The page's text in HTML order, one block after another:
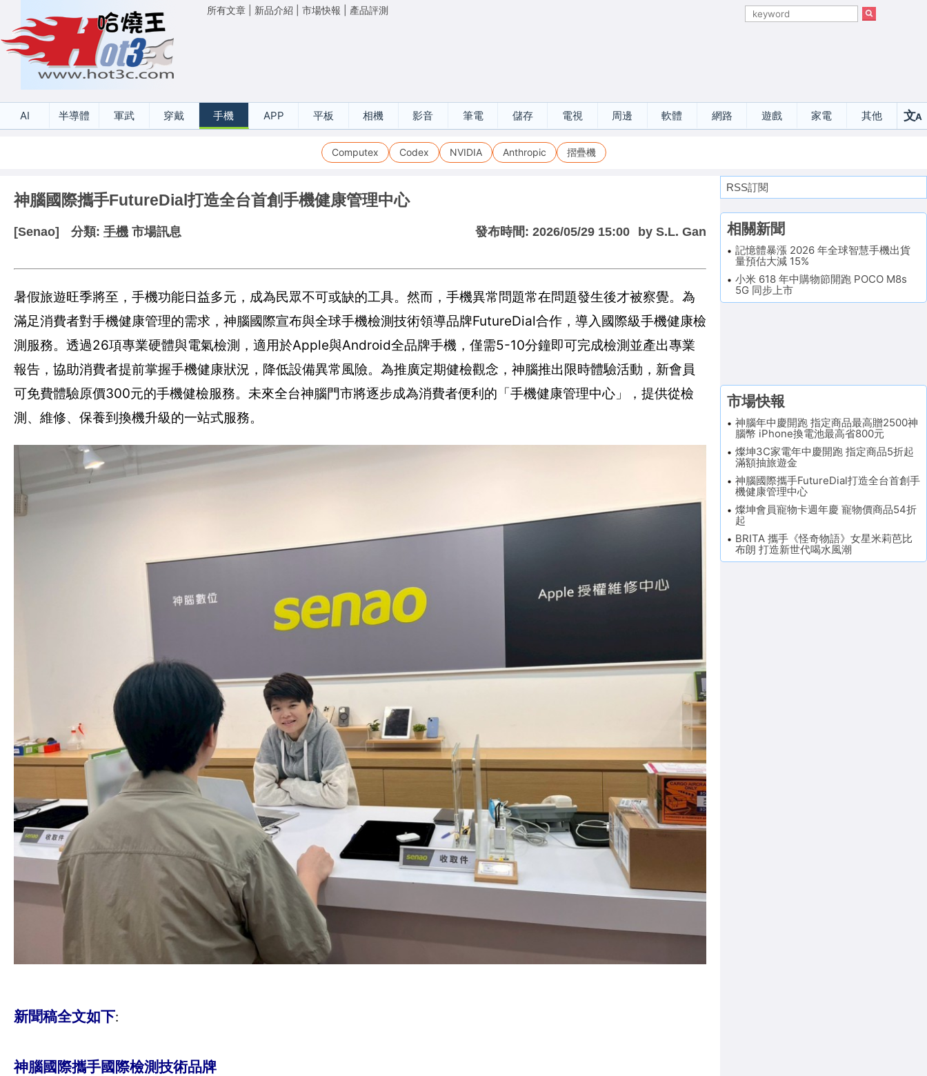
所有文章 新品介紹 市場快報 產品評測
AI 半導體 軍武 穿戴 手機 APP 平板 相機 影音 筆電 儲存 電視 周邊 軟體 網路 遊戲 家電 其他 文A
Computex Codex NVIDIA Anthropic 摺疊機
神腦國際攜手FutureDial打造全台首創手機健康管理中心
[Senao] 分類: 手機 市場訊息 發布時間: 2026/05/29 15:00 by S.L. Gan
暑假旅遊旺季將至，手機功能日益多元，成為民眾不可或缺的工具。然而，手機異常問題常在問題發生後才被察覺。為
滿足消費者對手機健康管理的需求，神腦國際宣布與全球手機檢測技術領導品牌FutureDial合作，導入國際級手機健康檢
測服務。透過26項專業硬體與電氣檢測，適用於Apple與Android全品牌手機，僅需5-10分鐘即可完成檢測並產出專業
報告，協助消費者提前掌握手機健康狀況，降低設備異常風險。為推廣定期健檢觀念，神腦推出限時體驗活動，新會員
可免費體驗原價300元的手機健檢服務。未來全台神腦門市將逐步成為消費者便利的「手機健康管理中心」，提供從檢
測、維修、保養到換機升級的一站式服務。
新聞稿全文如下:
神腦國際攜手國際檢測技術品牌
RSS訂閱
相關新聞
記憶體暴漲 2026 年全球智慧手機出貨
量預估大減 15%
小米 618 年中購物節開跑 POCO M8s
5G 同步上市
市場快報
神腦年中慶開跑 指定商品最高贈2500神
腦幣 iPhone換電池最高省800元
燦坤3C家電年中慶開跑 指定商品5折起
滿額抽旅遊金
神腦國際攜手FutureDial打造全台首創手
機健康管理中心
燦坤會員寵物卡週年慶 寵物價商品54折
起
BRITA 攜手《怪奇物語》女星米莉芭比
布朗 打造新世代喝水風潮